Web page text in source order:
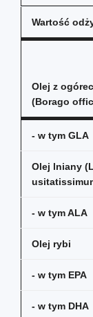
Wartość
Olej z
(Borago
- w tym GLA
Olej lniany
- w tym ALA
Olej rybi
- w tym EPA
- w tym DHA